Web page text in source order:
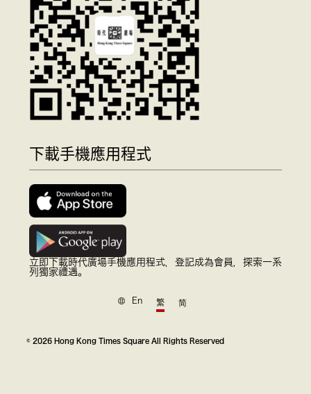
下載手機應用程式
立即下載時代廣場手機應用程式，登記成為會員，探索一系
列獨家禮遇。
En 繁 简
© 2026 Hong Kong Times Square All Rights Reserved